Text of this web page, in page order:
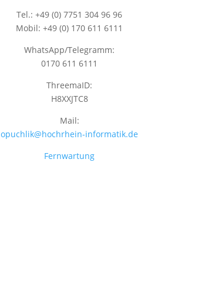
Tel.: +49 (0) 7751 304 96 96
Mobil: +49 (0) 170 611 6111
WhatsApp/Telegramm:
0170 611 6111
ThreemaID:
H8XXJTC8
Mail:
opuchlik@hochrhein-informatik.de
Fernwartung